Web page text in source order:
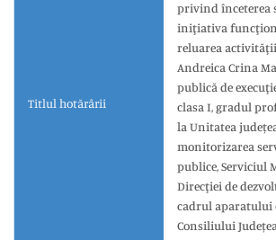
Titlul hotărârii
privind înceterea
iniţiativa
reluarea
Andreica Crina
publică de
clasa I, gradul
la Unitatea
monitorizarea
publice, Serviciul
Direcţiei de
cadrul aparatului
Consiliului